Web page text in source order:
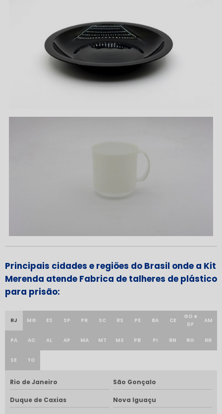
Principais cidades e regiões do Brasil onde a Kit
Merenda atende Fabrica de talheres de plástico
para prisão:
RJ MG ES SP PR SC RS PE BA CE
GO e
DF
AM
PA AC AL AP MA MT MS PB PI RN RO RR
SE TO
Rio de Janeiro São Gonçalo
Duque de Caxias Nova Iguaçu